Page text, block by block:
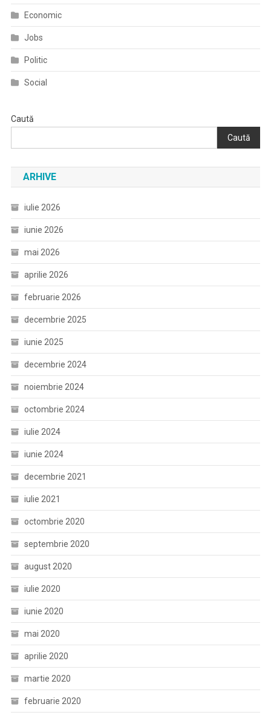
Economic
Jobs
Politic
Social
Caută
Caută
ARHIVE
iulie 2026
iunie 2026
mai 2026
aprilie 2026
februarie 2026
decembrie 2025
iunie 2025
decembrie 2024
noiembrie 2024
octombrie 2024
iulie 2024
iunie 2024
decembrie 2021
iulie 2021
octombrie 2020
septembrie 2020
august 2020
iulie 2020
iunie 2020
mai 2020
aprilie 2020
martie 2020
februarie 2020